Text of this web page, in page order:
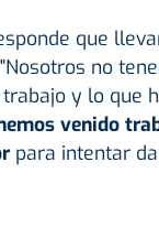
que
no
y lo que
venido
para intentar